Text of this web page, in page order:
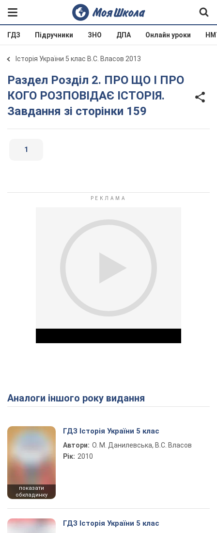
ГДЗ Підручники ЗНО ДПА Онлайн уроки
Історія України 5 клас В.С. Власов 2013
Раздел Розділ 2. ПРО ЩО І ПРО
КОГО РОЗПОВІДАЄ ІСТОРІЯ.
Завдання зі сторінки 159
1
Play Video
Аналоги іншого року видання
показати
обкладинку
ГДЗ Історія України 5 клас
Автори: О. М. Данилевська, В.С. Власов
Рік: 2010
ГДЗ Історія України 5 клас